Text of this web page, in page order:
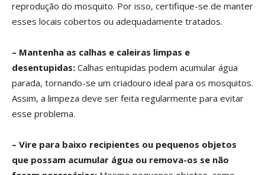
reprodução do mosquito. Por isso, certifique-se de manter
esses locais cobertos ou adequadamente tratados.
– Mantenha as calhas e caleiras limpas e
desentupidas: Calhas entupidas podem acumular água
parada, tornando-se um criadouro ideal para os mosquitos.
Assim, a limpeza deve ser feita regularmente para evitar
esse problema.
– Vire para baixo recipientes ou pequenos objetos
que possam acumular água ou remova-os se não